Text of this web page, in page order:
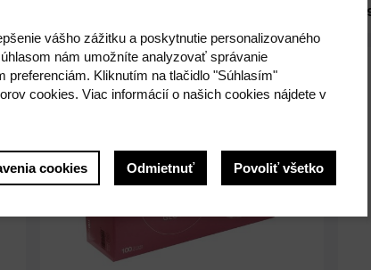
vášho zážitku a poskytnutie personalizovaného
nám umožníte analyzovať správanie
Kliknutím na tlačidlo "Súhlasím"
cookies. Viac informácií o našich cookies nájdete v
cookies Odmietnuť Povoliť všetko